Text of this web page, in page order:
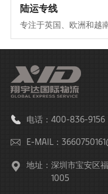
陆运专线
专注于英国、欧洲和越
电话：400-836-9156
E-MAIL：
地址： 深圳市宝安区
1005